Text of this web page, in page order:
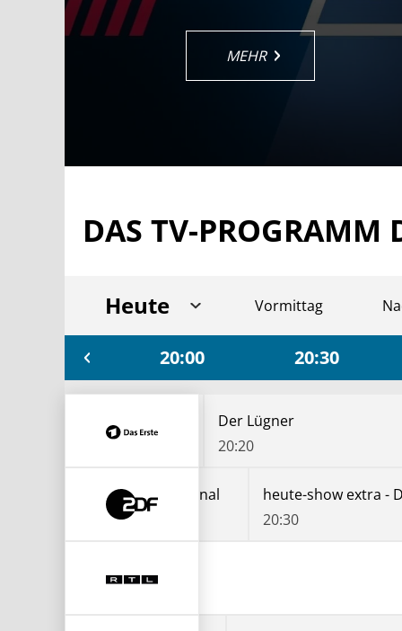
MEHR
MEHR
MEHR
MEHR
MEHR
DAS TV-PROGRAMM
Heute Vormittag
20:00 20:30
Tagesthemen
Der Lügner
20:20
heute journal
20:00
heute-show extra -
20:30